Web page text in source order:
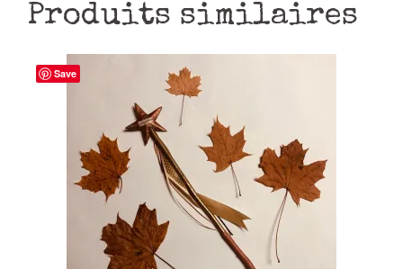
Produits similaires
Save